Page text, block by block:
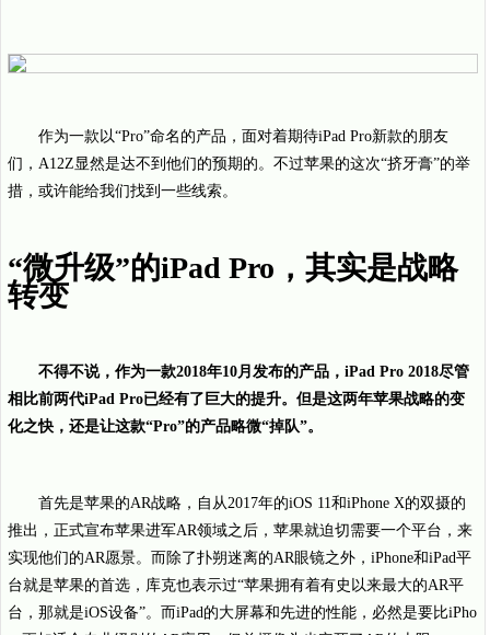
作为一款以“Pro”命名的产品，面对着期待iPad Pro新款的朋友
们，A12Z显然是达不到他们的预期的。不过苹果的这次“挤牙膏”的举
措，或许能给我们找到一些线索。
“微升级”的iPad Pro，其实是战略
转变
不得不说，作为一款2018年10月发布的产品，iPad Pro 2018尽管
相比前两代iPad Pro已经有了巨大的提升。但是这两年苹果战略的变
化之快，还是让这款“Pro”的产品略微“掉队”。
首先是苹果的AR战略，自从2017年的iOS 11和iPhone X的双摄的
推出，正式宣布苹果进军AR领域之后，苹果就迫切需要一个平台，来
实现他们的AR愿景。而除了扑朔迷离的AR眼镜之外，iPhone和iPad平
台就是苹果的首选，库克也表示过“苹果拥有着有史以来最大的AR平
台，那就是iOS设备”。而iPad的大屏幕和先进的性能，必然是要比iPho